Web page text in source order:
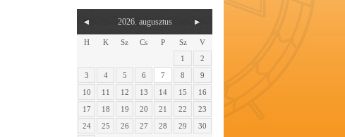
2026. augusztus
H K Sz Cs P Sz
V
1
2
3
4 5 6 7 8
9
10
11 12 13 14 15
16
17
18 19 20 21 22
23
24
25 26 27 28 29
30